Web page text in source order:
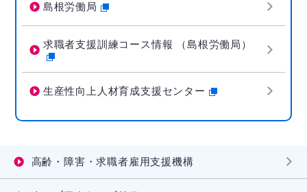
島根労働局
求職者支援訓練コース情報 （島根労働局）
生産性向上人材育成支援センター
高齢・障害・求職者雇用支援機構